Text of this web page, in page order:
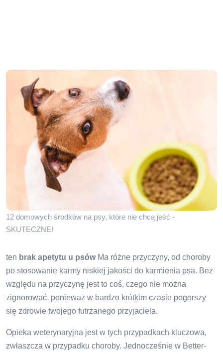
12 domowych środków na psy, które nie chcą jeść -
SKUTECZNE!
ten brak apetytu u psówMa różne przyczyny, od choroby
po stosowanie karmy niskiej jakości do karmienia psa. Bez
względu na przyczynę jest to coś, czego nie można
zignorować, ponieważ w bardzo krótkim czasie pogorszy
się zdrowie twojego futrzanego przyjaciela.
Opieka weterynaryjna jest w tych przypadkach kluczowa,
zwłaszcza w przypadku choroby. Jednocześnie w Better-